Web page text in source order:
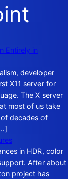
Entirely in
developer
X11 server for
The X server
most of us take
decades of
in HDR, color
After about
project has